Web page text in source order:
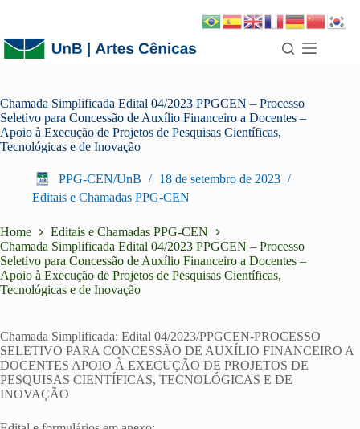
Chamada Simplificada Edital 04/2023 PPGCEN – Processo
Seletivo para Concessão de Auxílio Financeiro a Docentes –
Apoio à Execução de Projetos de Pesquisas Científicas,
Tecnológicas e de Inovação
PPG-CEN/UnB
18 de setembro de 2023
Editais e Chamadas PPG-CEN
Home
Editais e Chamadas PPG-CEN
Chamada Simplificada Edital 04/2023 PPGCEN – Processo
Seletivo para Concessão de Auxílio Financeiro a Docentes –
Apoio à Execução de Projetos de Pesquisas Científicas,
Tecnológicas e de Inovação
Chamada Simplificada: Edital 04/2023/PPGCEN-PROCESSO
SELETIVO PARA CONCESSÃO DE AUXÍLIO FINANCEIRO A
DOCENTES APOIO À EXECUÇÃO DE PROJETOS DE
PESQUISAS CIENTÍFICAS, TECNOLÓGICAS E DE
INOVAÇÃO